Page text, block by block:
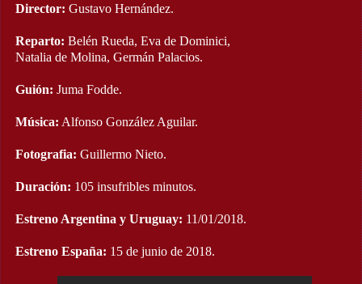
Director: Gustavo Hernández.
Reparto: Belén Rueda, Eva de Dominici,
Natalia de Molina, Germán Palacios.
Guión: Juma Fodde.
Música: Alfonso González Aguilar.
Fotografia: Guillermo Nieto.
Duración: 105 insufribles minutos.
Estreno Argentina y Uruguay: 11/01/2018.
Estreno España: 15 de junio de 2018.